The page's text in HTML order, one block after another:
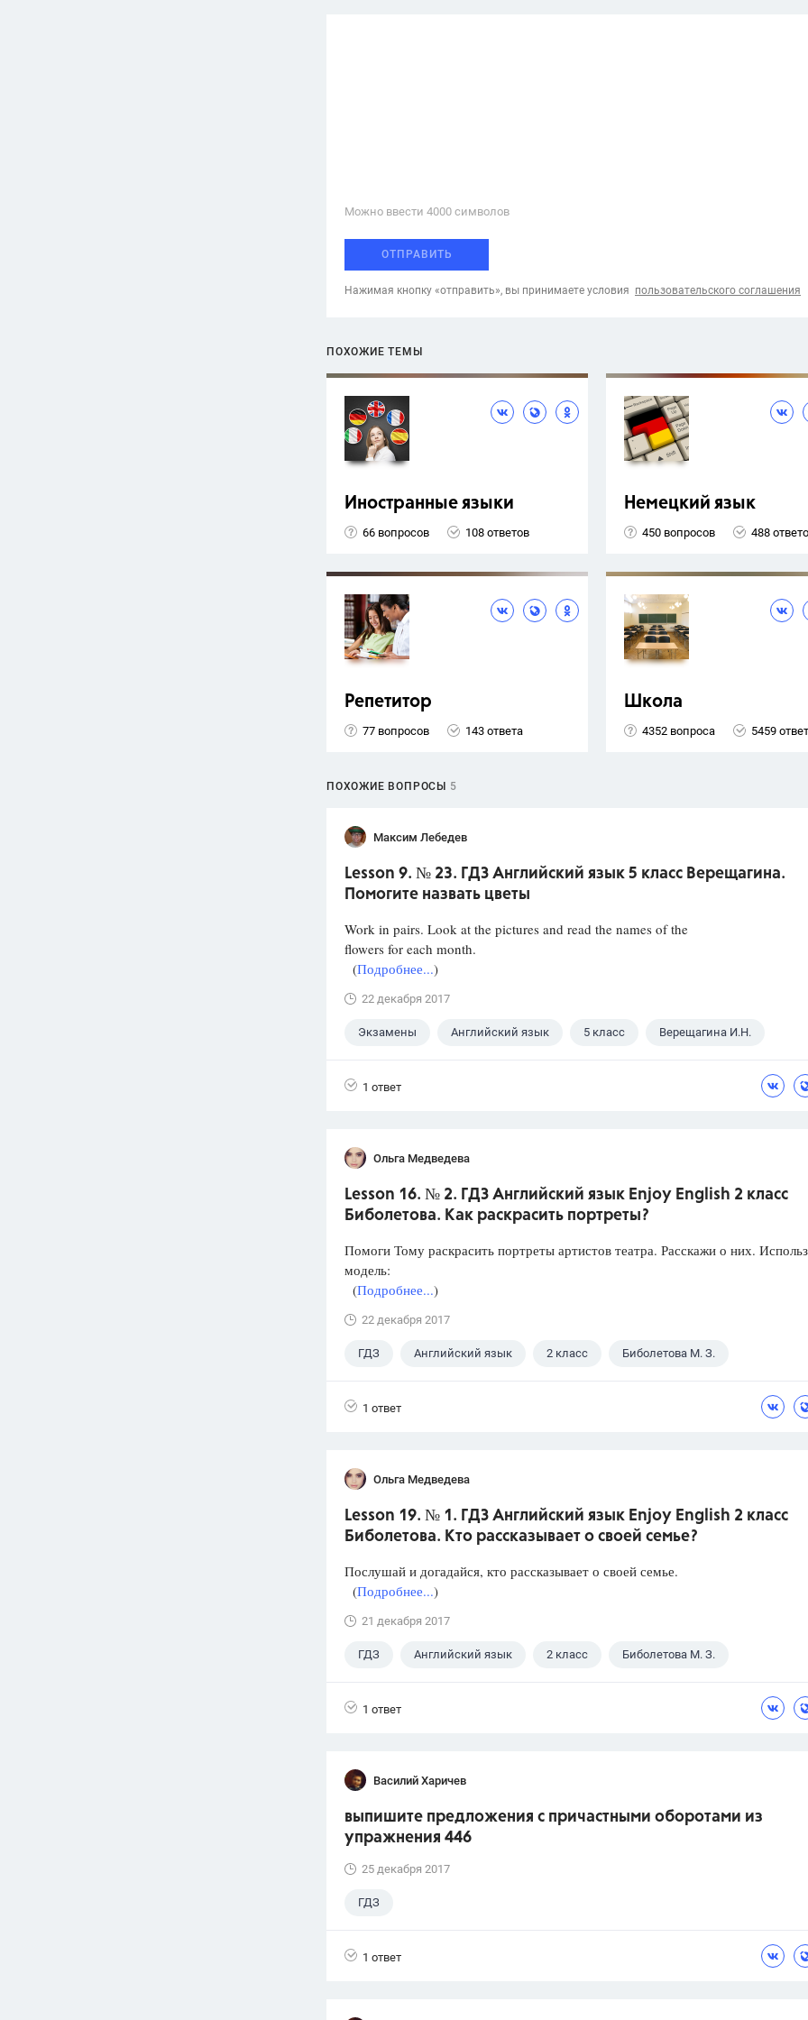
Можно ввести 4000 cимволов
ОТПРАВИТЬ
Нажимая кнопку «отправить», вы принимаете условия пользовательского соглашения
ПОХОЖИЕ ТЕМЫ
Иностранные языки
66 вопросов 108 ответов
Немецкий язык
450 вопросов 488
Репетитор
77 вопросов 143 ответа
Школа
4352 вопроса 5459
ПОХОЖИЕ ВОПРОСЫ 5
Максим Лебедев
Lesson 9. № 23. ГДЗ Английский язык 5 класс Верещагина.
Помогите назвать цветы
Work in pairs. Look at the pictures and read the names of the
flowers for each month.
(Подробнее...)
22 декабря 2017
Экзамены Английский язык 5 класс Верещагина И.Н.
1 ответ
Ольга Медведева
Lesson 16. № 2. ГДЗ Английский язык Enjoy English 2 класс
Биболетова. Как раскрасить портреты?
Помоги Тому раскрасить портреты артистов театра. Расскажи о них.
модель:
(Подробнее...)
22 декабря 2017
ГДЗ Английский язык 2 класс Биболетова М. З.
1 ответ
Ольга Медведева
Lesson 19. № 1. ГДЗ Английский язык Enjoy English 2 класс
Биболетова. Кто рассказывает о своей семье?
Послушай и догадайся, кто рассказывает о своей семье.
(Подробнее...)
21 декабря 2017
ГДЗ Английский язык 2 класс Биболетова М. З.
1 ответ
Василий Харичев
выпишите предложения с причастными оборотами из
упражнения 446
25 декабря 2017
ГДЗ
1 ответ